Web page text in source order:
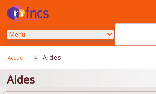
contenu
Accueil » Aides
Aides